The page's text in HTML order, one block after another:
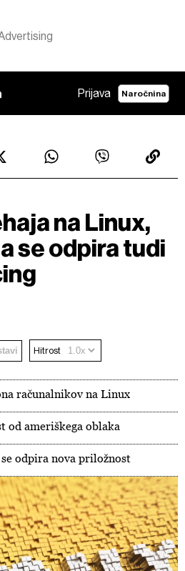
Prijava Naročnina
na Linux,
se odpira tudi
Hitrost
računalnikov na Linux
od ameriškega oblaka
odpira nova priložnost